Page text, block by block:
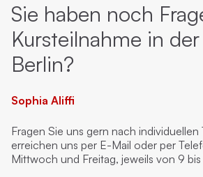
Sie haben noch
Kursteilnahme in
Berlin?
Sophia Aliffi
Fragen Sie uns gern nach individuellen
erreichen uns per E-Mail oder per
Mittwoch und Freitag, jeweils von 9 bis